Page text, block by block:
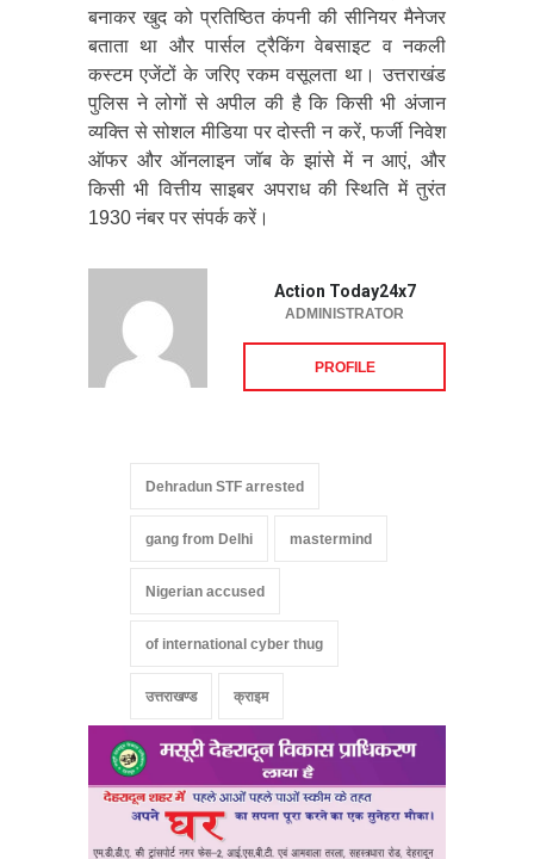
बनाकर खुद को प्रतिष्ठित कंपनी की सीनियर मैनेजर
बताता था और पार्सल ट्रैकिंग वेबसाइट व नकली
कस्टम एजेंटों के जरिए रकम वसूलता था। उत्तराखंड
पुलिस ने लोगों से अपील की है कि किसी भी अंजान
व्यक्ति से सोशल मीडिया पर दोस्ती न करें, फर्जी निवेश
ऑफर और ऑनलाइन जॉब के झांसे में न आएं, और
किसी भी वित्तीय साइबर अपराध की स्थिति में तुरंत
1930 नंबर पर संपर्क करें।
Action Today24x7
ADMINISTRATOR
PROFILE
Dehradun STF arrested
gang from Delhi mastermind
Nigerian accused
of international cyber thug
उत्तराखण्ड क्राइम